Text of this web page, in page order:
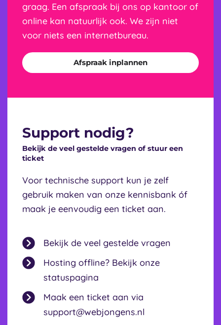
graag. Een afspraak bij ons op kantoor of
online kan natuurlijk ook. We zijn niet
voor niets een internetbureau.
Afspraak inplannen
Support nodig?
Bekijk de veel gestelde vragen of stuur een
ticket
Voor technische support kun je zelf
gebruik maken van onze kennisbank óf
maak je eenvoudig een ticket aan.
Bekijk de veel gestelde vragen
Hosting offline? Bekijk onze
statuspagina
Maak een ticket aan via
support@webjongens.nl